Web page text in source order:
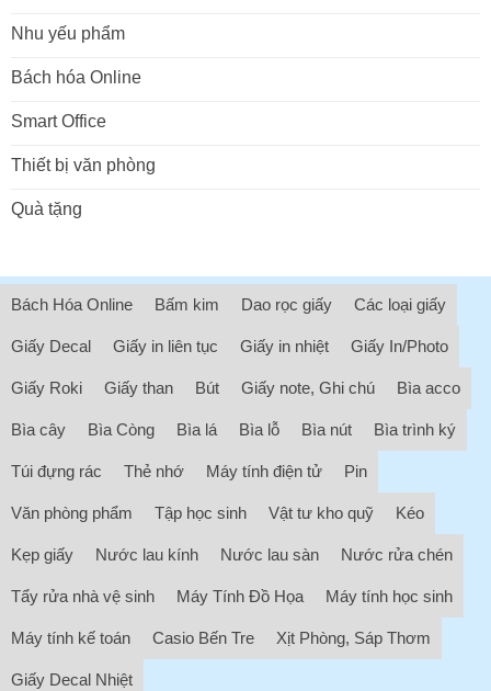
Nhu yếu phẩm
Bách hóa Online
Smart Office
Thiết bị văn phòng
Quà tặng
Bách Hóa Online Bấm kim Dao rọc giấy Các loại giấy
Giấy Decal Giấy in liên tục Giấy in nhiệt Giấy In/Photo
Giấy Roki Giấy than Bút Giấy note, Ghi chú Bìa acco
Bìa cây Bìa Còng Bìa lá Bìa lỗ Bìa nút Bìa trình ký
Túi đựng rác Thẻ nhớ Máy tính điện tử Pin
Văn phòng phẩm Tập học sinh Vật tư kho quỹ Kéo
Kẹp giấy Nước lau kính Nước lau sàn Nước rửa chén
Tẩy rửa nhà vệ sinh Máy Tính Đồ Họa Máy tính học sinh
Máy tính kế toán Casio Bến Tre Xịt Phòng, Sáp Thơm
Giấy Decal Nhiệt